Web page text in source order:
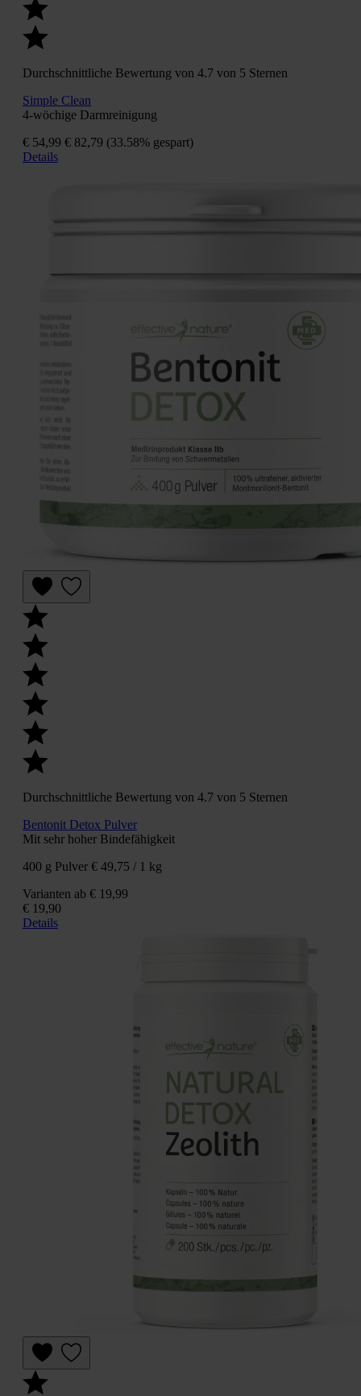
Durchschnittliche Bewertung von 4.7 von 5 Sternen
Simple Clean
4-wöchige Darmreinigung
€ 54,99 € 82,79 (33.58% gespart)
Details
Durchschnittliche Bewertung von 4.7 von 5 Sternen
Bentonit Detox Pulver
Mit sehr hoher Bindefähigkeit
400 g Pulver € 49,75 / 1 kg
Varianten ab € 19,99
€ 19,90
Details